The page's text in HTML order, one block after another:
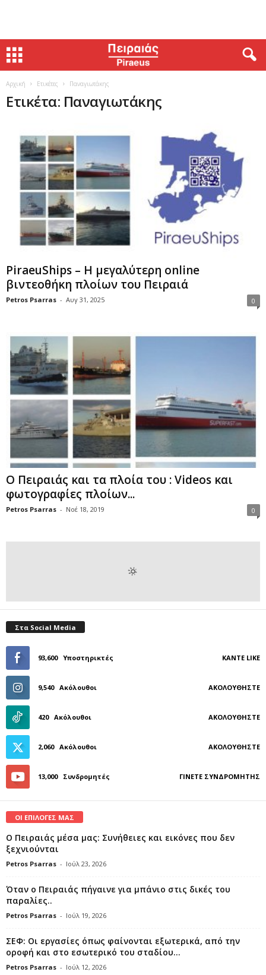
Αρχική Ετικέτες Παναγιωτάκης
Ετικέτα: Παναγιωτάκης
PiraeuShips – Η μεγαλύτερη online
βιντεοθήκη πλοίων του Πειραιά
Petros Psarras - Αυγ 31, 2025 0
Ο Πειραιάς και τα πλοία του : Videos και
φωτογραφίες πλοίων...
Petros Psarras - Νοέ 18, 2019 0
Στα Social Media
93,600 Υποστηρικτές ΚΆΝΤΕ LIKE
9,540 Ακόλουθοι ΑΚΟΛΟΥΘΉΣΤΕ
420 Ακόλουθοι ΑΚΟΛΟΥΘΉΣΤΕ
2,060 Ακόλουθοι ΑΚΟΛΟΥΘΉΣΤΕ
13,000 Συνδρομητές ΓΊΝΕΤΕ ΣΥΝΔΡΟΜΗΤΉΣ
ΟΙ ΕΠΙΛΟΓΕΣ ΜΑΣ
Ο Πειραιάς μέσα μας: Συνήθειες και εικόνες που δεν
ξεχνιούνται
Petros Psarras - Ιούλ 23, 2026
Όταν ο Πειραιάς πήγαινε για μπάνιο στις δικές του
παραλίες..
Petros Psarras - Ιούλ 19, 2026
ΣΕΦ: Οι εργασίες όπως φαίνονται εξωτερικά, από την
οροφή και στο εσωτερικό του σταδίου...
Petros Psarras - Ιούλ 12, 2026